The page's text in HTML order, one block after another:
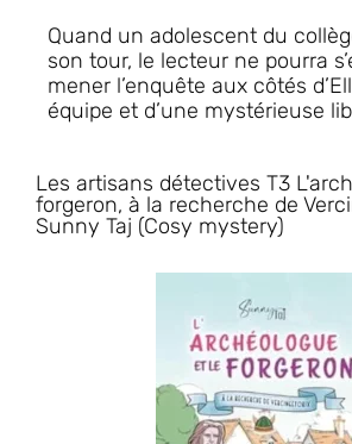
Quand un adolescent du
son tour, le lecteur ne pourra
mener l’enquête aux côtés
équipe et d’une mystérieuse
Les artisans détectives T3
forgeron, à la recherche de
Sunny Taj (Cosy mystery)